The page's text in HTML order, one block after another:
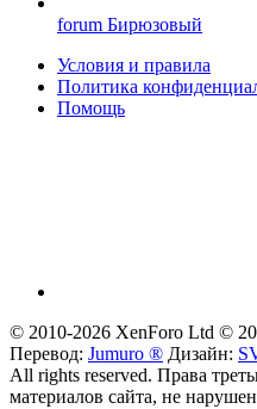
forum Бирюзовый
Условия и правила
Политика
Помощь
© 2010-2026 XenForo Ltd ©
Перевод: Jumuro ® Дизайн:
All rights reserved. Права
материалов сайта, не